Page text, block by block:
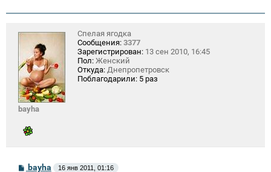
bayha
Спелая ягодка
Сообщения: 3377
Зарегистрирован: 13 сен 2010, 16:45
Пол: Женский
Откуда: Днепропетровск
Поблагодарили: 5 раз
Сbayha 16 янв 2011, 01:16